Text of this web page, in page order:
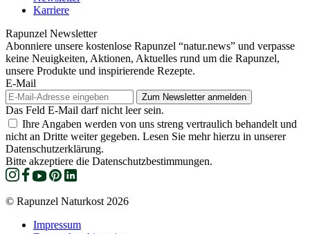
Karriere
Rapunzel Newsletter
Abonniere unsere kostenlose Rapunzel “natur.news” und verpasse
keine Neuigkeiten, Aktionen, Aktuelles rund um die Rapunzel,
unsere Produkte und inspirierende Rezepte.
E-Mail
Das Feld E-Mail darf nicht leer sein.
Ihre Angaben werden von uns streng vertraulich behandelt und
nicht an Dritte weiter gegeben. Lesen Sie mehr hierzu in unserer
Datenschutzerklärung.
Bitte akzeptiere die Datenschutzbestimmungen.
© Rapunzel Naturkost 2026
Impressum